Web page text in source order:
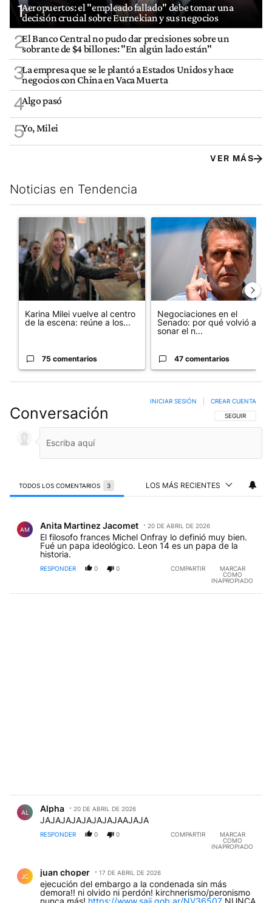
1Aeropuertos: el "empleado fallado" debe tomar una
decisión crucial sobre Eurnekian y sus negocios
2El Banco Central no pudo dar precisiones sobre un
sobrante de $4 billones: "En algún lado están"
3La empresa que se le plantó a Estados Unidos y hace
negocios con China en Vaca Muerta
4Algo pasó
5Yo, Milei
VER MÁS
Noticias en Tendencia
Este listado muestra los artículos con más comentarios en los
Un artículo de tendencia con el título "Karina Milei vuelve al
Karina Milei vuelve al centro
de la escena: reúne a los...
75 comentarios
Un artículo de tendencia con
Negociaciones en el
Senado: por qué volvió a
sonar el n...
47 comentarios
Conversación SIGA ESTA
SEGUIR
INICIAR SESIÓN CREAR CUENTA
TODOS LOS COMENTARIOS 3 LOS MÁS RECIENTES
AM Anita Martinez Jacomet 20 DE ABRIL DE 2026
El filosofo frances Michel Onfray lo definió muy bien.
Fué un papa ideológico. Leon 14 es un papa de la
historia.
RESPONDER 0 0 COMPARTIR
MARCAR
COMO
INAPROPIADO
AL Alpha 20 DE ABRIL DE 2026
JAJAJAJAJAJAJAJAAJAJA
RESPONDER 0 0 COMPARTIR
MARCAR
COMO
INAPROPIADO
JC juan choper 17 DE ABRIL DE 2026
ejecución del embargo a la condenada sin más
demora!! ni olvido ni perdón! kirchnerismo/peronismo
nunca más! https://www.saij.gob.ar/NV36507 NUNCA